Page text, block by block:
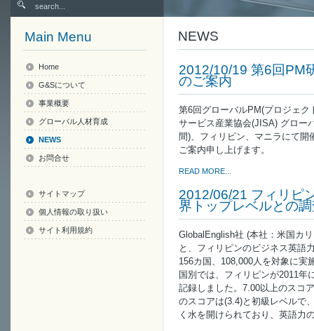
NEWS
2012/10/19 第6回PM
のご案内
第6回グローバルPM(プロジェ
サービス産業協会(JISA) グロー
間)、フィリピン、マニラにて
ご案内申し上げます。
READ MORE...
2012/06/21 フィリピ
界トップレベルとの
GlobalEnglish社 (本社：米国カ
と、フィリピンのビジネス英語
156カ国、108,000人を対象に実
国別では、フィリピンが2011年
記録しました。7.00以上のスコ
のスコアは(3.4)と初級レベルで
く水を開けられており、英語力
Main Menu
Home
G&Sについて
事業概要
グローバル人材育成
NEWS
お問合せ
サイトマップ
個人情報の取り扱い
サイト利用規約